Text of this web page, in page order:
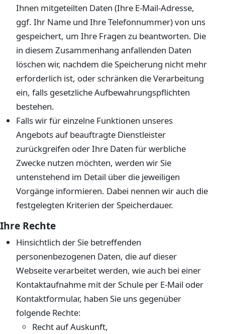
Ihnen mitgeteilten Daten (Ihre E-Mail-Adresse,
ggf. Ihr Name und Ihre Telefonnummer) von uns
gespeichert, um Ihre Fragen zu beantworten. Die
in diesem Zusammenhang anfallenden Daten
löschen wir, nachdem die Speicherung nicht mehr
erforderlich ist, oder schränken die Verarbeitung
ein, falls gesetzliche Aufbewahrungspflichten
bestehen.
Falls wir für einzelne Funktionen unseres
Angebots auf beauftragte Dienstleister
zurückgreifen oder Ihre Daten für werbliche
Zwecke nutzen möchten, werden wir Sie
untenstehend im Detail über die jeweiligen
Vorgänge informieren. Dabei nennen wir auch die
festgelegten Kriterien der Speicherdauer.
Ihre Rechte
Hinsichtlich der Sie betreffenden
personenbezogenen Daten, die auf dieser
Webseite verarbeitet werden, wie auch bei einer
Kontaktaufnahme mit der Schule per E-Mail oder
Kontaktformular, haben Sie uns gegenüber
folgende Rechte:
Recht auf Auskunft,